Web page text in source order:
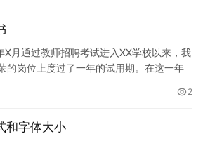
月通过教师招聘考试进入XX学校以来，我
的岗位上度过了一年的试用期。在这一年
2
和字体大小